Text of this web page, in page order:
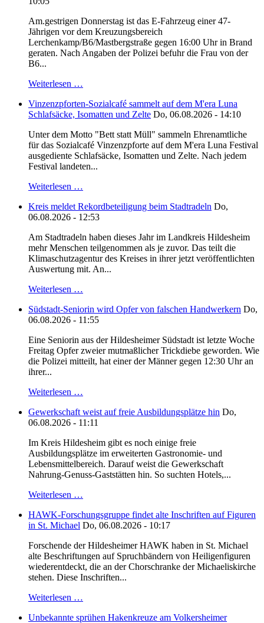
Am.gestrigen Donnerstag ist das E-Fahrzeug einer 47-
Jährigen vor dem Kreuzungsbereich
Lerchenkamp/B6/Mastbergstraße gegen 16:00 Uhr in Brand
geraten. Nach Angaben der Polizei befuhr die Frau von der
B6...
Weiterlesen …
Vinzenzpforten-Sozialcafé sammelt auf dem M'era Luna
Schlafsäcke, Isomatten und Zelte Do, 06.08.2026 - 14:10
Unter dem Motto "Bett statt Müll" sammeln Ehrenamtliche
für das Sozialcafé Vinzenzpforte auf dem M'era Luna Festival
ausgediente Schlafsäcke, Isomatten und Zelte. Nach jedem
Festival landeten...
Weiterlesen …
Kreis meldet Rekordbeteiligung beim Stadtradeln Do,
06.08.2026 - 12:53
Am Stadtradeln haben dieses Jahr im Landkreis Hildesheim
mehr Menschen teilgenommen als je zuvor. Das teilt die
Klimaschutzagentur des Kreises in ihrer jetzt veröffentlichten
Auswertung mit. An...
Weiterlesen …
Südstadt-Seniorin wird Opfer von falschen Handwerkern Do,
06.08.2026 - 11:55
Eine Seniorin aus der Hildesheimer Südstadt ist letzte Woche
Freitag Opfer zweier mutmaßlicher Trickdiebe geworden. Wie
die Polizei mitteilt, hat einer der Männer gegen 12:30 Uhr an
ihrer...
Weiterlesen …
Gewerkschaft weist auf freie Ausbildungsplätze hin Do,
06.08.2026 - 11:11
Im Kreis Hildesheim gibt es noch einige freie
Ausbildungsplätze im erweiterten Gastronomie- und
Lebensmittelbereich. Darauf weist die Gewerkschaft
Nahrung-Genuss-Gaststätten hin. So suchten Hotels,...
Weiterlesen …
HAWK-Forschungsgruppe findet alte Inschriften auf Figuren
in St. Michael Do, 06.08.2026 - 10:17
Forschende der Hildesheimer HAWK haben in St. Michael
alte Beschriftungen auf Spruchbändern von Heiligenfiguren
wiederentdeckt, die an der Chorschranke der Michaeliskirche
stehen. Diese Inschriften...
Weiterlesen …
Unbekannte sprühen Hakenkreuze am Volkersheimer